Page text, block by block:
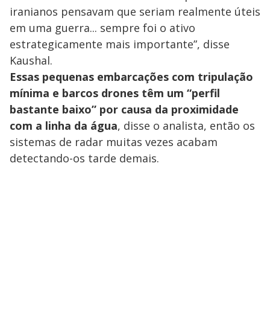
iranianos pensavam que seriam realmente úteis
em uma guerra... sempre foi o ativo
estrategicamente mais importante”, disse
Kaushal.
Essas pequenas embarcações com tripulação
mínima e barcos drones têm um “perfil
bastante baixo” por causa da proximidade
com a linha da água, disse o analista, então os
sistemas de radar muitas vezes acabam
detectando-os tarde demais.